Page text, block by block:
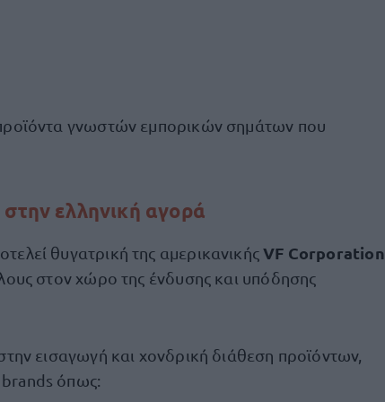
γνωστών εμπορικών σημάτων που
ελληνική αγορά
θυγατρική της αμερικανικήςVF Corporation
στον χώρο της ένδυσης και υπόδησης
εισαγωγή και χονδρική διάθεση προϊόντων,
όπως: